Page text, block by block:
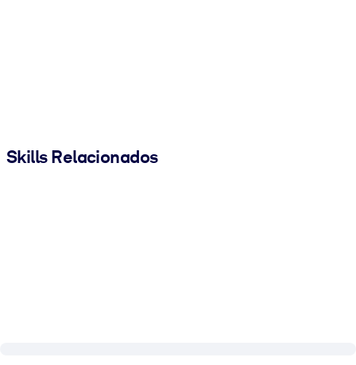
Skills Relacionados